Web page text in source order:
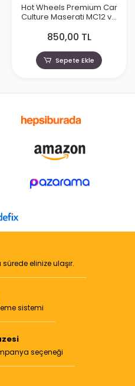
Hot Wheels Premium Car
Culture Maserati MC12 ve
850,00 TL
Sepete Ekle
elinize ulaşır.
sistemi
seçeneği